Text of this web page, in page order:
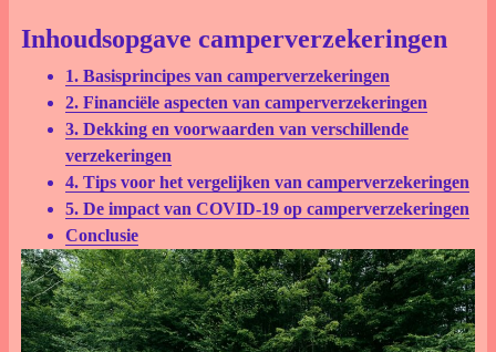
Inhoudsopgave camperverzekeringen
1. Basisprincipes van camperverzekeringen
2. Financiële aspecten van camperverzekeringen
3. Dekking en voorwaarden van verschillende
verzekeringen
4. Tips voor het vergelijken van camperverzekeringen
5. De impact van COVID-19 op camperverzekeringen
Conclusie